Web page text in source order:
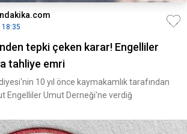
tepki çeken karar! Engelliler
tahliye emri
10 yıl önce kaymakamlık tarafından
Engelliler Umut Derneği'ne verdiğ